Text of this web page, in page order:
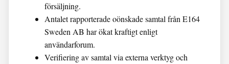
försäljning.
Antalet rapporterade oönskade samtal från E164
Sweden AB har ökat kraftigt enligt
användarforum.
Verifiering av samtal via externa verktyg och